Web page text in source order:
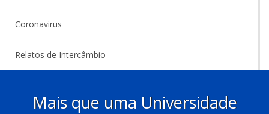
Coronavirus
Relatos de Intercâmbio
Mais que uma Universidade